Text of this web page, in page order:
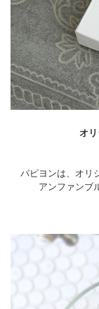
オ
パピヨンは、オリ
アンファンブ